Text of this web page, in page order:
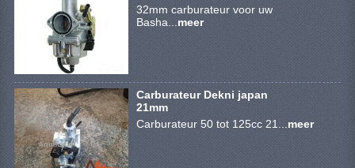
8 INCH VELGEN
E SCOOTERS
ACCOUNT
32mm carburateur voor uw
Basha... meer
Carburateur Dekni japan
21mm
Carburateur 50 tot 125cc 21... meer